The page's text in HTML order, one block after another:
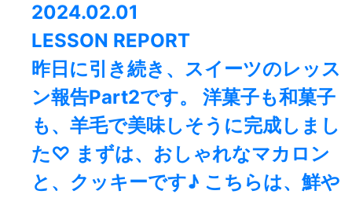
2024.02.01
LESSON REPORT
昨日に引き続き、スイーツのレッス
ン報告Part2です。 洋菓子も和菓子
も、羊毛で美味しそうに完成しまし
た♡ まずは、おしゃれなマカロン
と、クッキーです♪ こちらは、鮮や